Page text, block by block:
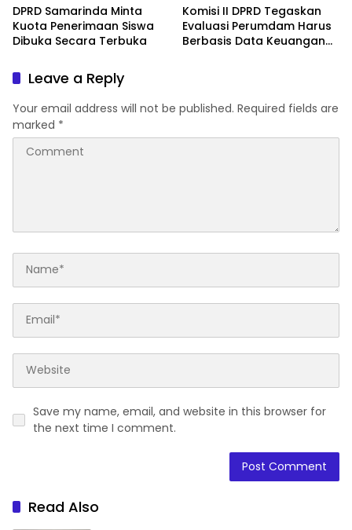
DPRD Samarinda Minta
Kuota Penerimaan Siswa
Dibuka Secara Terbuka
Komisi II DPRD Tegaskan
Evaluasi Perumdam Harus
Berbasis Data Keuangan
Leave a Reply
Your email address will not be published. Required fields are
marked *
Save my name, email, and website in this browser for
the next time I comment.
Read Also